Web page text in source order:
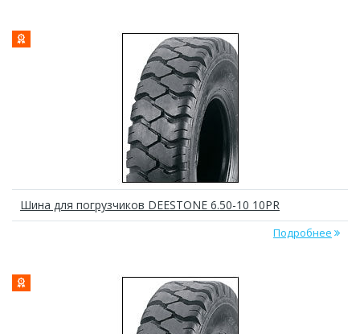
Шина для погрузчиков DEESTONE 6.50-10 10PR
Подробнее